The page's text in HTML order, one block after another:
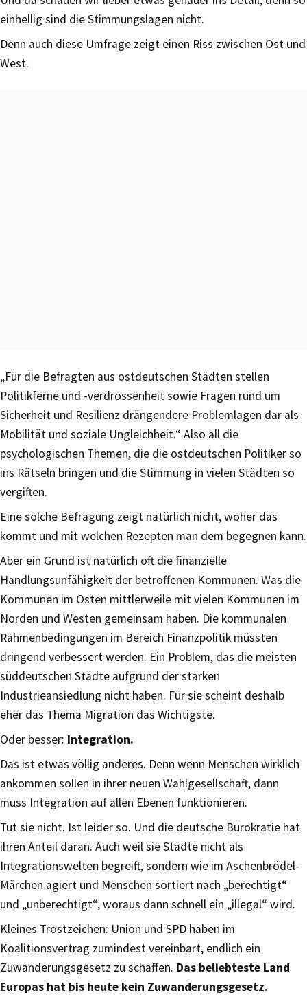
einhellig sind die Stimmungslagen nicht.
Denn auch diese Umfrage zeigt einen Riss zwischen Ost und
West.
„Für die Befragten aus ostdeutschen Städten stellen
Politikferne und -verdrossenheit sowie Fragen rund um
Sicherheit und Resilienz drängendere Problemlagen dar als
Mobilität und soziale Ungleichheit.“ Also all die
psychologischen Themen, die die ostdeutschen Politiker so
ins Rätseln bringen und die Stimmung in vielen Städten so
vergiften.
Eine solche Befragung zeigt natürlich nicht, woher das
kommt und mit welchen Rezepten man dem begegnen kann.
Aber ein Grund ist natürlich oft die finanzielle
Handlungsunfähigkeit der betroffenen Kommunen. Was die
Kommunen im Osten mittlerweile mit vielen Kommunen im
Norden und Westen gemeinsam haben. Die kommunalen
Rahmenbedingungen im Bereich Finanzpolitik müssten
dringend verbessert werden. Ein Problem, das die meisten
süddeutschen Städte aufgrund der starken
Industrieansiedlung nicht haben. Für sie scheint deshalb
eher das Thema Migration das Wichtigste.
Oder besser: Integration.
Das ist etwas völlig anderes. Denn wenn Menschen wirklich
ankommen sollen in ihrer neuen Wahlgesellschaft, dann
muss Integration auf allen Ebenen funktionieren.
Tut sie nicht. Ist leider so. Und die deutsche Bürokratie hat
ihren Anteil daran. Auch weil sie Städte nicht als
Integrationswelten begreift, sondern wie im Aschenbrödel-
Märchen agiert und Menschen sortiert nach „berechtigt“
und „unberechtigt“, woraus dann schnell ein „illegal“ wird.
Kleines Trostzeichen: Union und SPD haben im
Koalitionsvertrag zumindest vereinbart, endlich ein
Zuwanderungsgesetz zu schaffen. Das beliebteste Land
Europas hat bis heute kein Zuwanderungsgesetz.